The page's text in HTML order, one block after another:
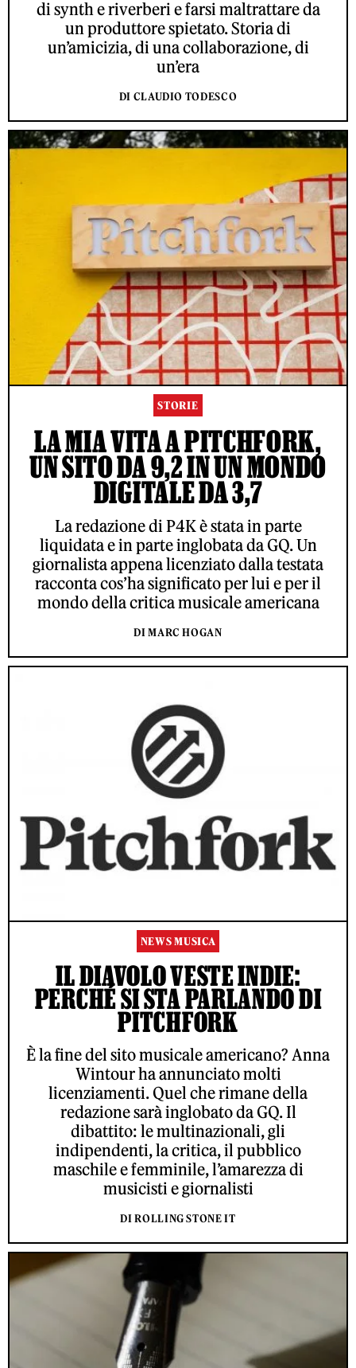
di synth e riverberi e farsi maltrattare da
un produttore spietato. Storia di
un’amicizia, di una collaborazione, di
un’era
DI CLAUDIO TODESCO
STORIE
LA MIA VITA A PITCHFORK,
UN SITO DA 9,2 IN UN MONDO
DIGITALE DA 3,7
La redazione di P4K è stata in parte
liquidata e in parte inglobata da GQ. Un
giornalista appena licenziato dalla testata
racconta cos’ha significato per lui e per il
mondo della critica musicale americana
DI MARC HOGAN
NEWS MUSICA
IL DIAVOLO VESTE INDIE:
PERCHÉ SI STA PARLANDO DI
PITCHFORK
È la fine del sito musicale americano? Anna
Wintour ha annunciato molti
licenziamenti. Quel che rimane della
redazione sarà inglobato da GQ. Il
dibattito: le multinazionali, gli
indipendenti, la critica, il pubblico
maschile e femminile, l’amarezza di
musicisti e giornalisti
DI ROLLING STONE IT